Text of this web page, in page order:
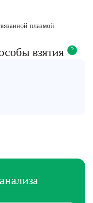
плазмой
взятия ?